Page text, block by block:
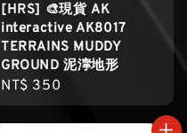
[HRS] 🎨現貨 AK
interactive AK8017
TERRAINS MUDDY
GROUND 泥濘地形
Regular
price
NT$ 350